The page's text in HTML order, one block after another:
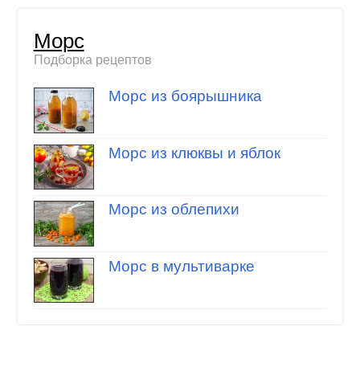
Морс
Подборка рецептов
Морс из боярышника
Морс из клюквы и яблок
Морс из облепихи
Морс в мультиварке